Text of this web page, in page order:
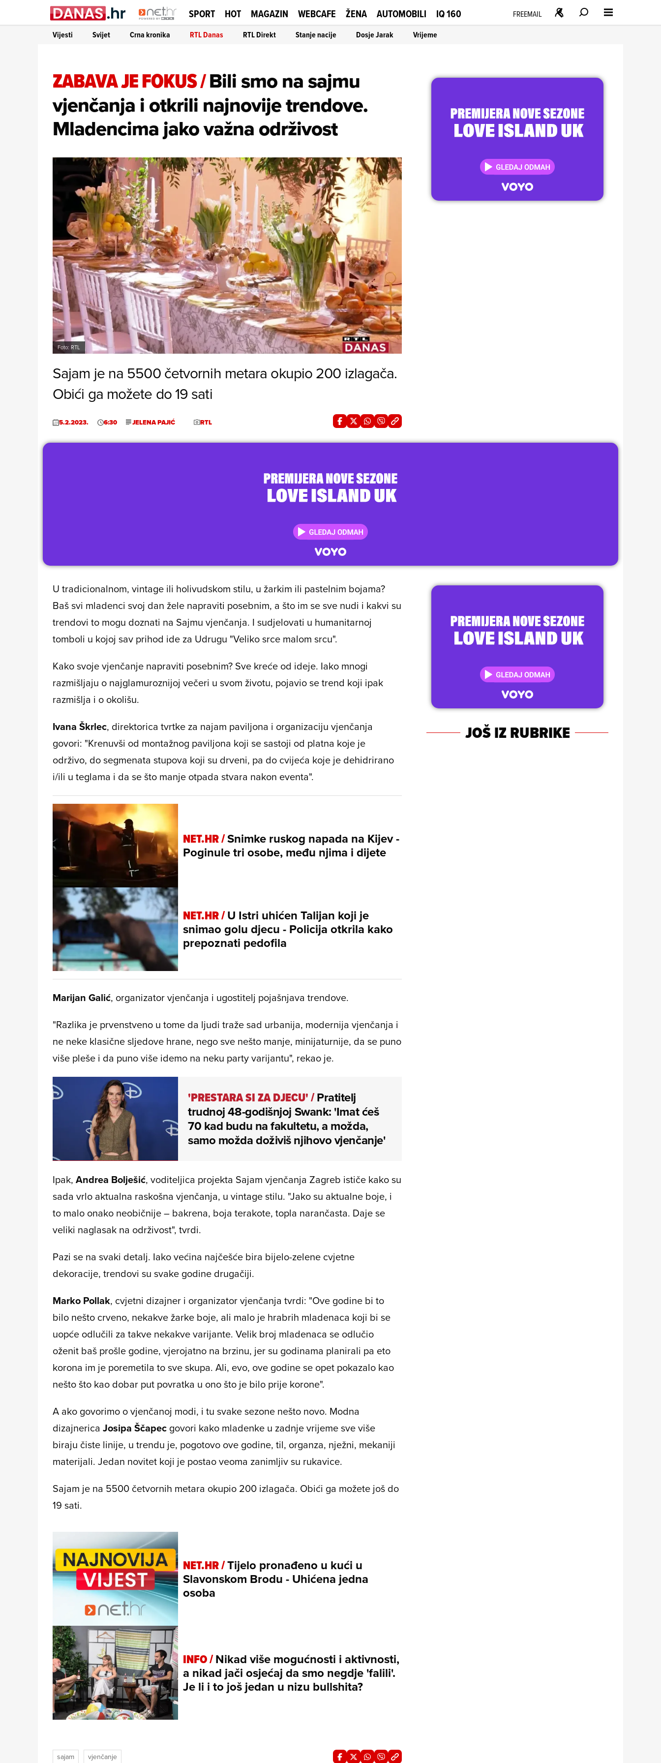
SPORT HOT MAGAZIN WEBCAFE ŽENA AUTOMOBILI IQ 160 FREEMAIL
Vijesti Svijet Crna kronika RTL Danas RTL Direkt Stanje nacije Dosje Jarak Vrijeme
ZABAVA JE FOKUS/Bili smo na sajmu
vjenčanja i otkrili najnovije trendove.
Mladencima jako važna održivost
Foto: RTL
Sajam je na 5500 četvornih metara okupio 200 izlagača.
Obići ga možete do 19 sati
5.2.2023. 6:30 JELENA PAJIĆ RTL
U tradicionalnom, vintage ili holivudskom stilu, u žarkim ili pastelnim bojama?
Baš svi mladenci svoj dan žele napraviti posebnim, a što im se sve nudi i kakvi su
trendovi to mogu doznati na Sajmu vjenčanja. I sudjelovati u humanitarnoj
tomboli u kojoj sav prihod ide za Udrugu "Veliko srce malom srcu".
Kako svoje vjenčanje napraviti posebnim? Sve kreće od ideje. Iako mnogi
razmišljaju o najglamuroznijoj večeri u svom životu, pojavio se trend koji ipak
razmišlja i o okolišu.
Ivana Škrlec, direktorica tvrtke za najam paviljona i organizaciju vjenčanja
govori: "Krenuvši od montažnog paviljona koji se sastoji od platna koje je
održivo, do segmenata stupova koji su drveni, pa do cvijeća koje je dehidrirano
i/ili u teglama i da se što manje otpada stvara nakon eventa".
NET.HR /Snimke ruskog napada na Kijev -
Poginule tri osobe, među njima i dijete
NET.HR /U Istri uhićen Talijan koji je
snimao golu djecu - Policija otkrila kako
prepoznati pedofila
Marijan Galić, organizator vjenčanja i ugostitelj pojašnjava trendove.
"Razlika je prvenstveno u tome da ljudi traže sad urbanija, modernija vjenčanja i
ne neke klasične sljedove hrane, nego sve nešto manje, minijaturnije, da se puno
više pleše i da puno više idemo na neku party varijantu", rekao je.
'PRESTARA SI ZA DJECU'/Pratitelj
trudnoj 48-godišnjoj Swank: 'Imat ćeš
70 kad budu na fakultetu, a možda,
samo možda doživiš njihovo vjenčanje'
Ipak, Andrea Bolješić, voditeljica projekta Sajam vjenčanja Zagreb ističe kako su
sada vrlo aktualna raskošna vjenčanja, u vintage stilu. "Jako su aktualne boje, i
to malo onako neobičnije – bakrena, boja terakote, topla narančasta. Daje se
veliki naglasak na održivost", tvrdi.
Pazi se na svaki detalj. Iako većina najčešće bira bijelo-zelene cvjetne
dekoracije, trendovi su svake godine drugačiji.
Marko Pollak, cvjetni dizajner i organizator vjenčanja tvrdi: "Ove godine bi to
bilo nešto crveno, nekakve žarke boje, ali malo je hrabrih mladenaca koji bi se
uopće odlučili za takve nekakve varijante. Velik broj mladenaca se odlučio
oženit baš prošle godine, vjerojatno na brzinu, jer su godinama planirali pa eto
korona im je poremetila to sve skupa. Ali, evo, ove godine se opet pokazalo kao
nešto što kao dobar put povratka u ono što je bilo prije korone".
A ako govorimo o vjenčanoj modi, i tu svake sezone nešto novo. Modna
dizajnerica Josipa Ščapec govori kako mladenke u zadnje vrijeme sve više
biraju čiste linije, u trendu je, pogotovo ove godine, til, organza, nježni, mekaniji
materijali. Jedan novitet koji je postao veoma zanimljiv su rukavice.
Sajam je na 5500 četvornih metara okupio 200 izlagača. Obići ga možete još do
19 sati.
NET.HR /Tijelo pronađeno u kući u
Slavonskom Brodu - Uhićena jedna
osoba
INFO /Nikad više mogućnosti i aktivnosti,
a nikad jači osjećaj da smo negdje 'falili'.
Je li i to još jedan u nizu bullshita?
sajam vjenčanje
JOŠ IZ RUBRIKE